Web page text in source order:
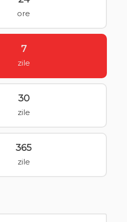
ore
7
zile
30
zile
365
zile